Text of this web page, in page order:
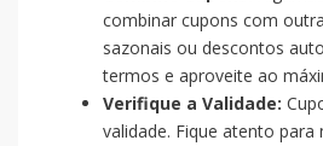
combinar cupons com
sazonais ou descontos
termos e aproveite ao
Verifique a Validade:
validade. Fique atento